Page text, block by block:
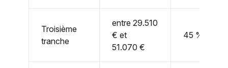
Troisième
tranche
entre 29.510
€ et
51.070 €
45 %